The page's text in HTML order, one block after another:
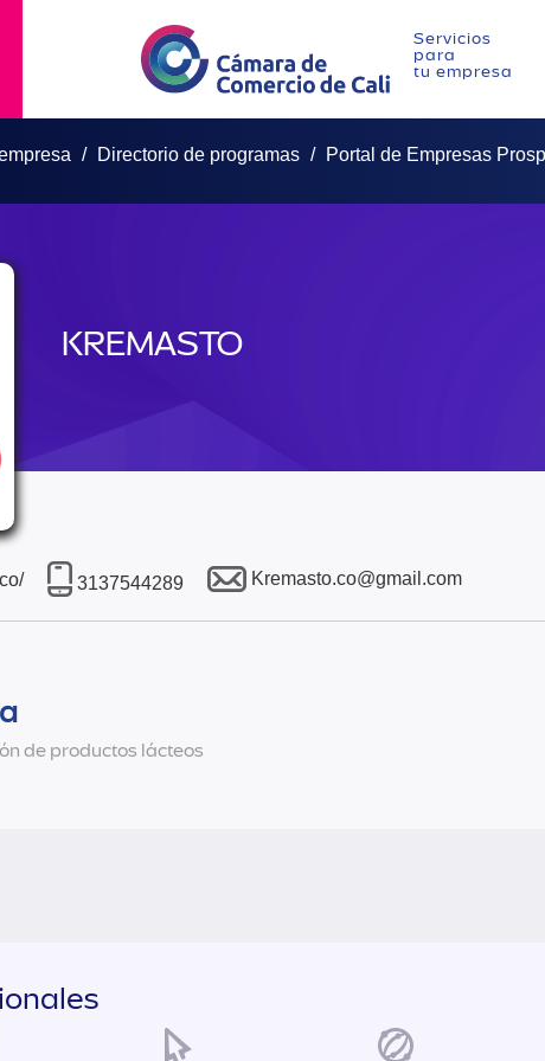
Servicios
para
tu empresa
Directorio de programas Portal de Empresas
KREMASTO
3137544289 Kremasto.co@gmail.com
de productos lácteos